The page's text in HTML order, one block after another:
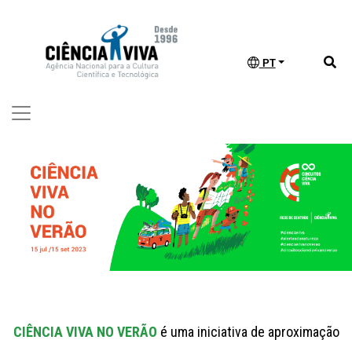
PT
CIÊNCIA VIVA NO VERÃO é uma iniciativa de aproximação